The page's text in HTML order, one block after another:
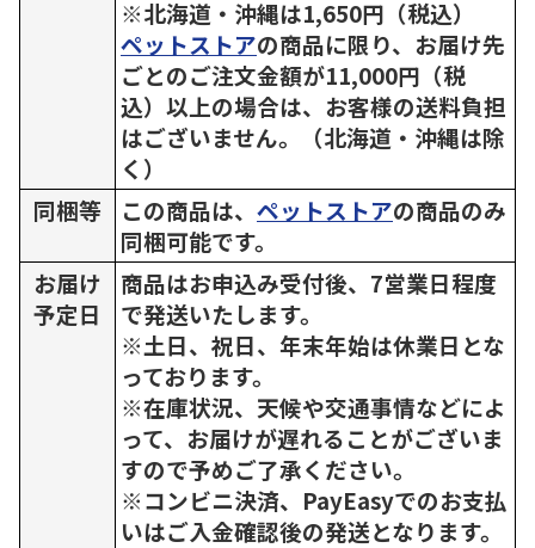
※北海道・沖縄は1,650円（税込）
ペットストアの商品に限り、お届け先
ごとのご注文金額が11,000円（税
込）以上の場合は、お客様の送料負担
はございません。（北海道・沖縄は除
く）
同梱等
この商品は、 ペットストアの商品のみ
同梱可能です。
お届け
予定日
商品はお申込み受付後、7営業日程度
で発送いたします。
※土日、祝日、年末年始は休業日とな
っております。
※在庫状況、天候や交通事情などによ
って、お届けが遅れることがございま
すので予めご了承ください。
※コンビニ決済、PayEasyでのお支払
いはご入金確認後の発送となります。